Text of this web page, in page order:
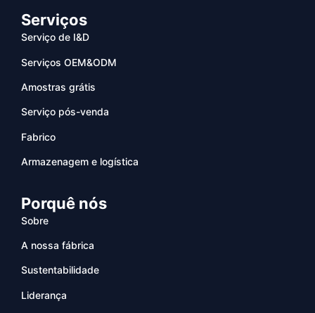
Serviços
Serviço de I&D
Serviços OEM&ODM
Amostras grátis
Serviço pós-venda
Fabrico
Armazenagem e logística
Porquê nós
Sobre
A nossa fábrica
Sustentabilidade
Liderança